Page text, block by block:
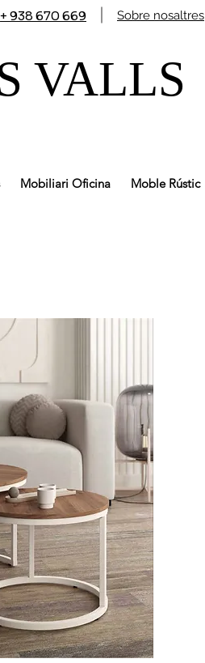
Sobre nosaltres
+ 938 670 669
VALLS
Mobiliari Oficina Moble Rústic